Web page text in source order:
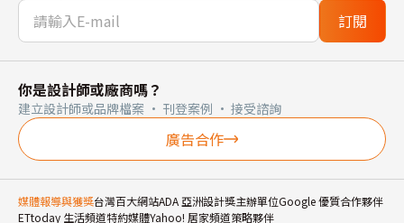
訂閱
你是設計師或廠商嗎？
建立設計師或品牌檔案 · 刊登案例 · 接受諮詢
廣告合作
媒體報導與獲獎台灣百大網站ADA 亞洲設計獎主辦單位Google 優質合作夥伴
ETtoday 生活頻道特約媒體Yahoo! 居家頻道策略夥伴